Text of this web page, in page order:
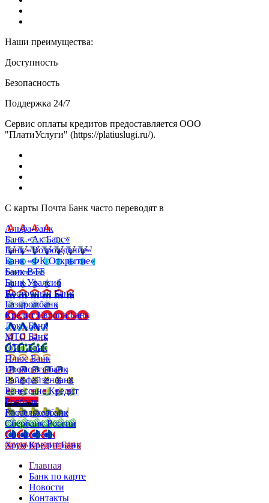
Наши преимущества:
Доступность
Безопасность
Поддержка 24/7
Сервис оплаты кредитов предоставляется ООО
"ПлатиУслуги" (https://platiuslugi.ru/).
С карты Почта Банк часто переводят в
Альфа-банк
Банк «Ак Барс»
Банк «Возрождение»
Банк «ФК Открытие»
Банк ВТБ
Банк Уралсиб
Восточный Банк
Газпромбанк
Кредит Европа Банк
Локо-Банк
МТС Банк
ОТП Банк
Плюс Банк
Промсвязьбанк
Райффайзенбанк
Ренессанс Кредит
Росбанк
Россельхозбанк
Сбербанк России
Совкомбанк
Хоум Кредит Банк
Главная
Банк по карте
Новости
Контакты